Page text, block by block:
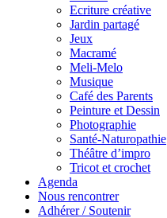
Ecriture créative
Jardin partagé
Jeux
Macramé
Meli-Melo
Musique
Café des Parents
Peinture et Dessin
Photographie
Santé-Naturopathie
Théâtre d’impro
Tricot et crochet
Agenda
Nous rencontrer
Adhérer / Soutenir